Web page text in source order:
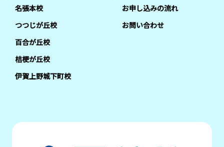
名張本校
つつじが丘校
百合が丘校
桔梗が丘校
伊賀上野城下町校
お申し込みの流れ
お問い合わせ